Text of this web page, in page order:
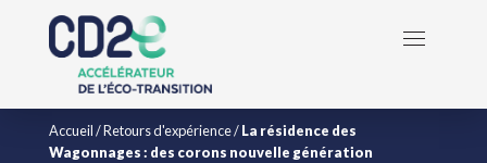
Accueil/Retours d'expérience/La résidence des
Wagonnages : des corons nouvelle génération